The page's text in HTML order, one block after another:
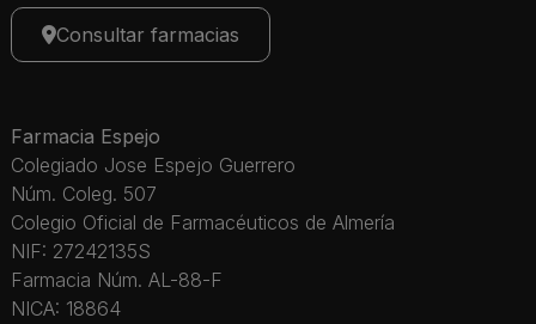
Consultar farmacias
Farmacia Espejo
Colegiado Jose Espejo Guerrero
Núm. Coleg. 507
Colegio Oficial de Farmacéuticos de Almería
NIF: 27242135S
Farmacia Núm. AL-88-F
NICA: 18864